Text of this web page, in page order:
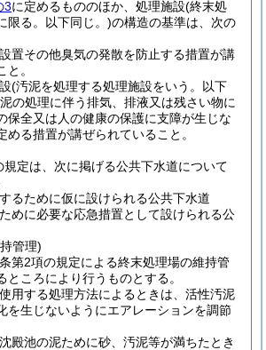
3に定めるもののほか、処理施設(終末処
限る。以下同じ。)の構造の基準は、次の
置その他臭気の発散を防止する措置が講
。
(汚泥を処理する処理施設をいう。以下
の処理に伴う排気、排液又は残さい物に
保全又は人の健康の保護に支障が生じな
める措置が講ぜられていること。
規定は、次に掲げる公共下水道について
るために仮に設けられる公共下水道
めに必要な応急措置として設けられる公
管理)
第2項の規定による終末処理場の維持管
ところにより行うものとする。
用する処理方法によるときは、活性汚泥
を生じないようにエアレーションを調節
殿池の泥ために砂、汚泥等が満ちたとき